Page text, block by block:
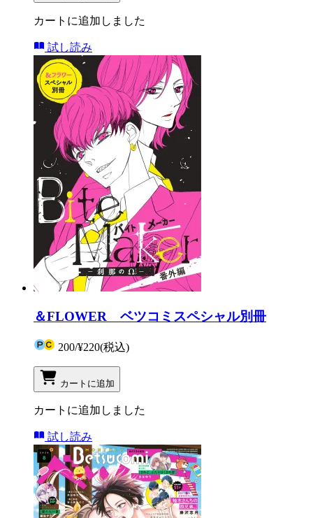
カートに追加しました
試し読み
＆FLOWER ベツコミスペシャル別冊
200/¥220(税込)
カートに追加
カートに追加しました
試し読み